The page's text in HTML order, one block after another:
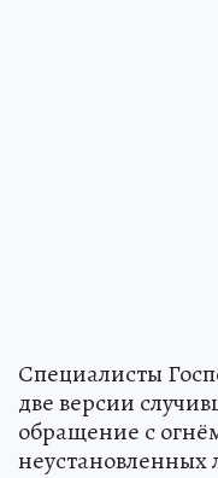
Специалисты
две версии
обращение с
неустановленных